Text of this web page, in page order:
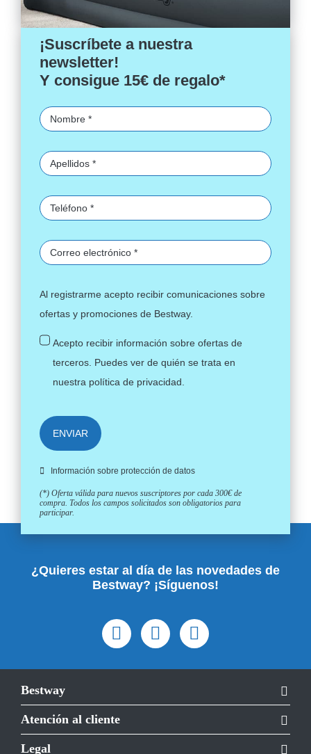
¡Suscríbete a nuestra
newsletter!
Y consigue 15€ de regalo*
Al registrarme acepto recibir comunicaciones sobre
ofertas y promociones de Bestway.
Acepto recibir información sobre ofertas de
terceros. Puedes ver de quién se trata en
nuestra política de privacidad.
ENVIAR
Información sobre protección de datos
(*) Oferta válida para nuevos suscriptores por cada 300€ de
compra. Todos los campos solicitados son obligatorios para
participar.
¿Quieres estar al día de las novedades de
Bestway? ¡Síguenos!
Bestway
Atención al cliente
Legal